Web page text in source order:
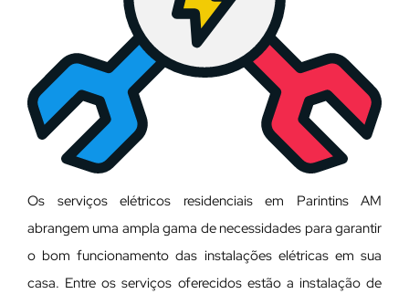
Os serviços elétricos residenciais em Parintins AM
abrangem uma ampla gama de necessidades para garantir
o bom funcionamento das instalações elétricas em sua
casa. Entre os serviços oferecidos estão a instalação de